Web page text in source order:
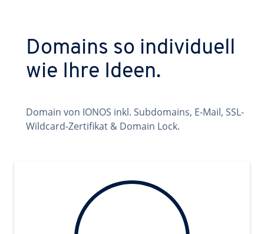
Domains so individuell
wie Ihre Ideen.
Domain von IONOS inkl. Subdomains, E-Mail, SSL-
Wildcard-Zertifikat & Domain Lock.